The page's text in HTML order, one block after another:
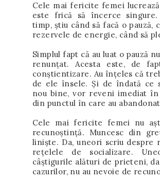
Cele mai fericite femei
este frică să încerce
timp, știu când să facă o pauză,
rezervele de energie, când să
Simplul fapt că au luat o pauză
renunțat. Acesta este, de
conștientizare. Au înțeles că
de ele însele. Și de îndată ce
nou bine, vor reveni imediat
din punctul în care au
Cele mai fericite femei nu
recunoștință. Muncesc din
liniște. Da, uneori scriu despre
rețelele de socializare.
câștigurile alături de prieteni,
cazurilor, nu au nevoie de